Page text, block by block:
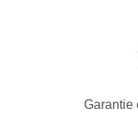
Garantie